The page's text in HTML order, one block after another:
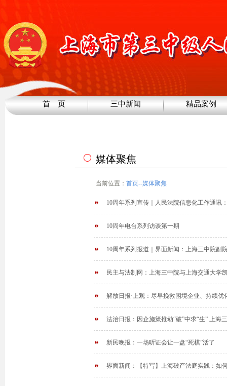
首 页 三中新闻 精品案例
媒体聚焦
当前位置： 首页--媒体聚焦
10周年系列宣传｜人民法院信息化工作通讯
10周年电台系列访谈第一期
10周年系列报道｜界面新闻：上海三中院副
民主与法制网：上海三中院与上海交通大学
解放日报·上观：尽早挽救困境企业、持续
法治日报：因企施策推动“破”中求“生” 上海
新民晚报：一场听证会让一盘“死棋”活了
界面新闻：【特写】上海破产法庭实践：如